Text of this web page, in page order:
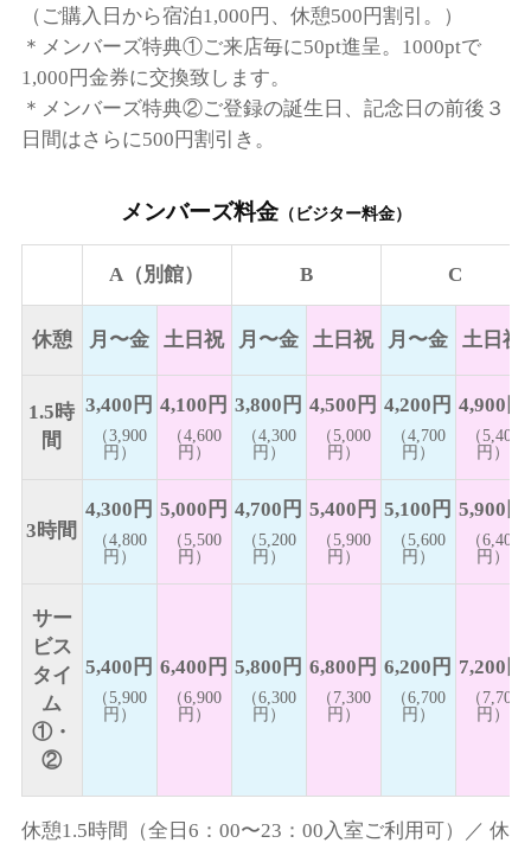
（ご購入日から宿泊1,000円、休憩500円割引。）
＊メンバーズ特典①ご来店毎に50pt進呈。1000ptで
1,000円金券に交換致します。
＊メンバーズ特典②ご登録の誕生日、記念日の前後３
日間はさらに500円割引き。
メンバーズ料金（ビジター料金）
A（別館） B C
休憩 月〜金 土日祝 月〜金 土日祝 月〜金 土日祝
1.5時
間
3,400円
（3,900
円）
4,100円
（4,600
円）
3,800円
（4,300
円）
4,500円
（5,000
円）
4,200円
（4,700
円）
4,900円
（5,400
円）
3時間
4,300円
（4,800
円）
5,000円
（5,500
円）
4,700円
（5,200
円）
5,400円
（5,900
円）
5,100円
（5,600
円）
5,900円
（6,400
円）
サー
ビス
タイ
ム
①・
②
5,400円
（5,900
円）
6,400円
（6,900
円）
5,800円
（6,300
円）
6,800円
（7,300
円）
6,200円
（6,700
円）
7,200円
（7,700
円）
休憩1.5時間 （全日6：00〜23：00入室ご利用可）／ 休